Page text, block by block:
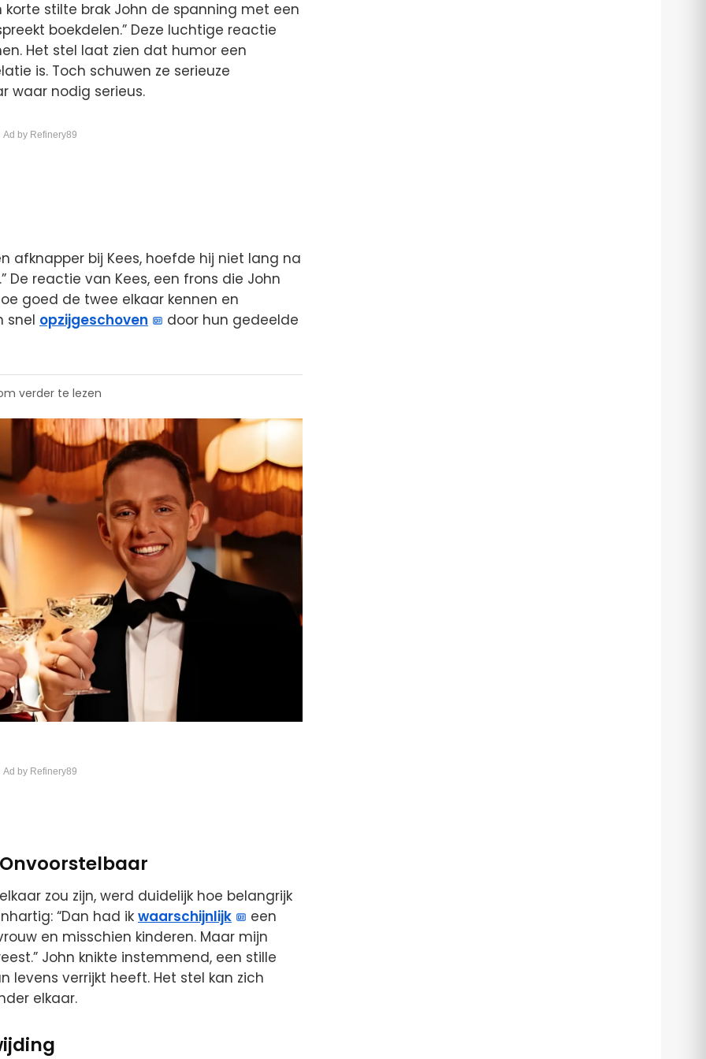
stilte brak John de spanning met een
boekdelen.” Deze luchtige reactie
Het stel laat zien dat humor een
is. Toch schuwen ze serieuze
waar nodig serieus.
by Refinery89
afknapper bij Kees, hoefde hij niet lang na
De reactie van Kees, een frons die John
goed de twee elkaar kennen en
snel opzijgeschoven door hun gedeelde
verder te lezen
by Refinery89
zou zijn, werd duidelijk hoe belangrijk
“Dan had ik waarschijnlijk
een
en misschien kinderen. Maar mijn
John knikte instemmend, een stille
levens verrijkt heeft. Het stel kan zich
elkaar.